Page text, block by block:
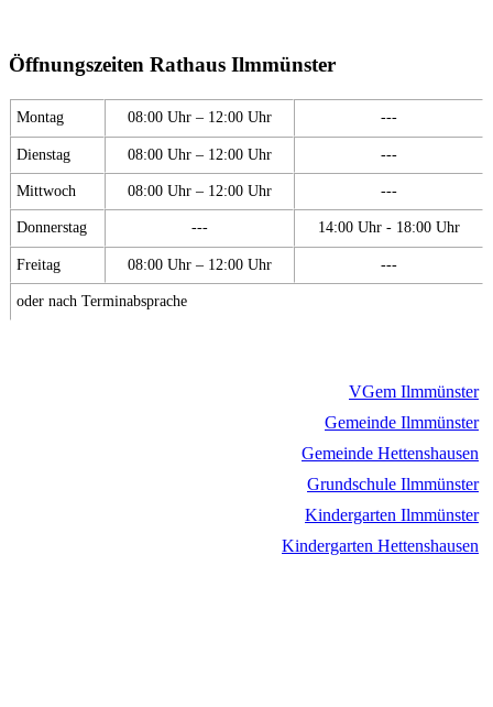
Öffnungszeiten Rathaus Ilmmünster
Montag 08:00 Uhr – 12:00 Uhr ---
Dienstag 08:00 Uhr – 12:00 Uhr ---
Mittwoch 08:00 Uhr – 12:00 Uhr ---
Donnerstag --- 14:00 Uhr - 18:00 Uhr
Freitag 08:00 Uhr – 12:00 Uhr ---
oder nach Terminabsprache
VGem Ilmmünster
Gemeinde Ilmmünster
Gemeinde Hettenshausen
Grundschule Ilmmünster
Kindergarten Ilmmünster
Kindergarten Hettenshausen